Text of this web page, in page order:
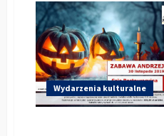
Mikołajki
z
Bajki
w
Kluczborku
Wydarzenia kulturalne